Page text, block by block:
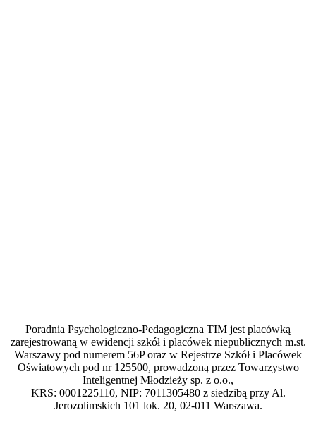
Poradnia Psychologiczno-Pedagogiczna TIM jest placówką
zarejestrowaną w ewidencji szkół i placówek niepublicznych m.st.
Warszawy pod numerem 56P oraz w Rejestrze Szkół i Placówek
Oświatowych pod nr 125500, prowadzoną przez Towarzystwo
Inteligentnej Młodzieży sp. z o.o.,
KRS: 0001225110, NIP: 7011305480 z siedzibą przy Al.
Jerozolimskich 101 lok. 20, 02-011 Warszawa.